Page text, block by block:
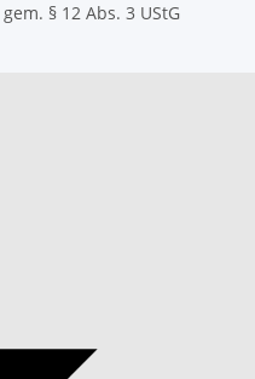
§ 12 Abs. 3 UStG